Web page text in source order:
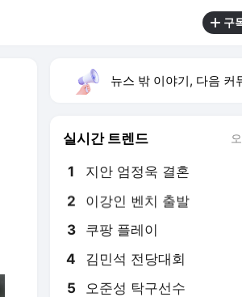
구
뉴스 밖 이야기, 다음 커뮤니
실시간 트렌드
1 지안 엄정욱 결혼
2 이강인 벤치 출발
3 쿠팡 플레이
4 김민석 전당대회
5 오준성 탁구선수